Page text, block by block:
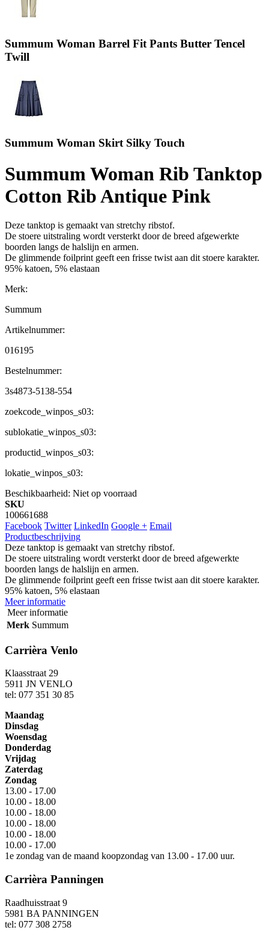
Summum Woman Barrel Fit Pants Butter Tencel
Twill
Summum Woman Skirt Silky Touch
Summum Woman Rib Tanktop
Cotton Rib Antique Pink
Deze tanktop is gemaakt van stretchy ribstof.
De stoere uitstraling wordt versterkt door de breed afgewerkte
boorden langs de halslijn en armen.
De glimmende foilprint geeft een frisse twist aan dit stoere karakter.
95% katoen, 5% elastaan
Merk:
Summum
Artikelnummer:
016195
Bestelnummer:
3s4873-5138-554
zoekcode_winpos_s03:
sublokatie_winpos_s03:
productid_winpos_s03:
lokatie_winpos_s03:
Beschikbaarheid: Niet op voorraad
SKU
100661688
Facebook Twitter LinkedIn Google + Email
Productbeschrijving
Deze tanktop is gemaakt van stretchy ribstof.
De stoere uitstraling wordt versterkt door de breed afgewerkte
boorden langs de halslijn en armen.
De glimmende foilprint geeft een frisse twist aan dit stoere karakter.
95% katoen, 5% elastaan
Meer informatie
Meer informatie
Merk Summum
Carrièra Venlo
Klaasstraat 29
5911 JN VENLO
tel: 077 351 30 85
Maandag
Dinsdag
Woensdag
Donderdag
Vrijdag
Zaterdag
Zondag
13.00 - 17.00
10.00 - 18.00
10.00 - 18.00
10.00 - 18.00
10.00 - 18.00
10.00 - 17.00
1e zondag van de maand koopzondag van 13.00 - 17.00 uur.
Carrièra Panningen
Raadhuisstraat 9
5981 BA PANNINGEN
tel: 077 308 2758